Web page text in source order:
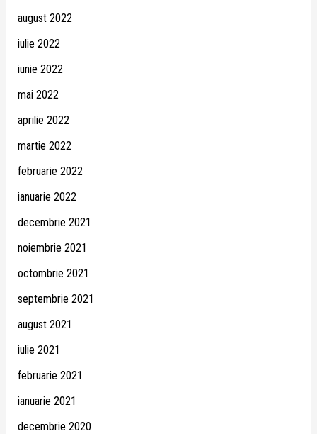
august 2022
iulie 2022
iunie 2022
mai 2022
aprilie 2022
martie 2022
februarie 2022
ianuarie 2022
decembrie 2021
noiembrie 2021
octombrie 2021
septembrie 2021
august 2021
iulie 2021
februarie 2021
ianuarie 2021
decembrie 2020